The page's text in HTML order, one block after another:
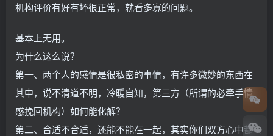
机构评价有好有坏很正常，就看多寡的问题。
基本上无用。
为什么这么说？
第一、两个人的感情是很私密的事情，有许多微妙的东西在
其中，说不清道不明，冷暖自知，第三方（所谓的必牵手情
感挽回机构）如何能化解？
第二、合适不合适，还能不能在一起，其实你们双方心中都